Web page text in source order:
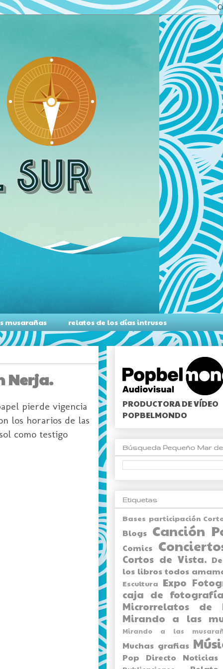
musarañas relatos de los días intrusos
Nerja.
pierde vigencia
los horarios de las
como testigo
PRODUCTORA DE VÍDEO
POPBELMONDO
Búsqueda Pequeño Mar
Etiquetas
Bases participación
Blogs Canción
Comics
Cortos de Vista.
los libros todos
Escultura Expo
caja de
Microrrelatos de
Mirando a las
Mirando a las
Muchas grafias
Pop Directo Noticias